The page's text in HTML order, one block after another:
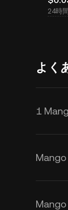
24時
よく
1
を提